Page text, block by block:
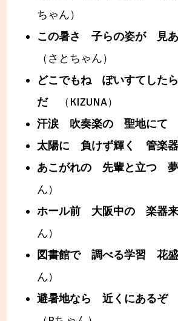
ちゃん）
この暑さ 子らの姿が 見あ
（さとちゃん）
どこでもね ぽいすてした
だ（KIZUNA）
汗涙 吹奏楽の 聖地にて
太陽に 負けず輝く 管楽
あこがれの 先輩と立つ
ん）
ホール前 大阪中の 楽器
ん）
図書館で 調べる学習 花
ん）
避暑地なら 近くにあるぞ